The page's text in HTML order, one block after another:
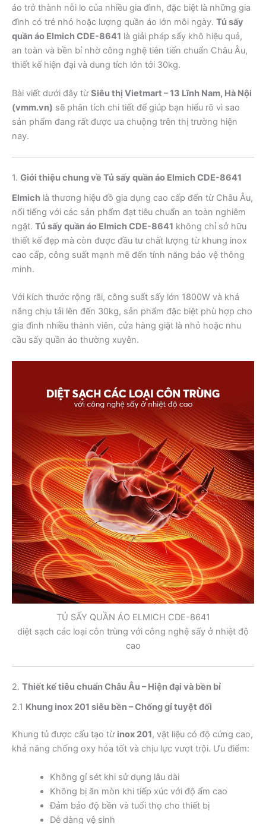
áo trở thành nỗi lo của nhiều gia đình, đặc biệt là những gia
đình có trẻ nhỏ hoặc lượng quần áo lớn mỗi ngày. Tủ sấy
quần áo Elmich CDE-8641 là giải pháp sấy khô hiệu quả,
an toàn và bền bỉ nhờ công nghệ tiên tiến chuẩn Châu Âu,
thiết kế hiện đại và dung tích lớn tới 30kg.
Bài viết dưới đây từSiêu thị Vietmart – 13 Lĩnh Nam, Hà Nội
(vmm.vn) sẽ phân tích chi tiết để giúp bạn hiểu rõ vì sao
sản phẩm đang rất được ưa chuộng trên thị trường hiện
nay.
1. Giới thiệu chung về Tủ sấy quần áo Elmich CDE-8641
Elmich là thương hiệu đồ gia dụng cao cấp đến từ Châu Âu,
nổi tiếng với các sản phẩm đạt tiêu chuẩn an toàn nghiêm
ngặt. Tủ sấy quần áo Elmich CDE-8641 không chỉ sở hữu
thiết kế đẹp mà còn được đầu tư chất lượng từ khung inox
cao cấp, công suất mạnh mẽ đến tính năng bảo vệ thông
minh.
Với kích thước rộng rãi, công suất sấy lớn 1800W và khả
năng chịu tải lên đến 30kg, sản phẩm đặc biệt phù hợp cho
gia đình nhiều thành viên, cửa hàng giặt là nhỏ hoặc nhu
cầu sấy quần áo thường xuyên.
TỦ SẤY QUẦN ÁO ELMICH CDE-8641
diệt sạch các loại côn trùng với công nghệ sấy ở nhiệt độ
cao
2. Thiết kế tiêu chuẩn Châu Âu – Hiện đại và bền bỉ
2.1 Khung inox 201 siêu bền – Chống gỉ tuyệt đối
Khung tủ được cấu tạo từ inox 201, vật liệu có độ cứng cao,
khả năng chống oxy hóa tốt và chịu lực vượt trội. Ưu điểm:
Không gỉ sét khi sử dụng lâu dài
Không bị ăn mòn khi tiếp xúc với độ ẩm cao
Đảm bảo độ bền và tuổi thọ cho thiết bị
Dễ dàng vệ sinh